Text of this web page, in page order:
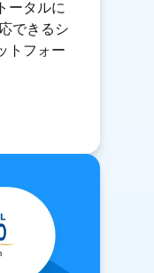
ータルに
できるシ
トフォー